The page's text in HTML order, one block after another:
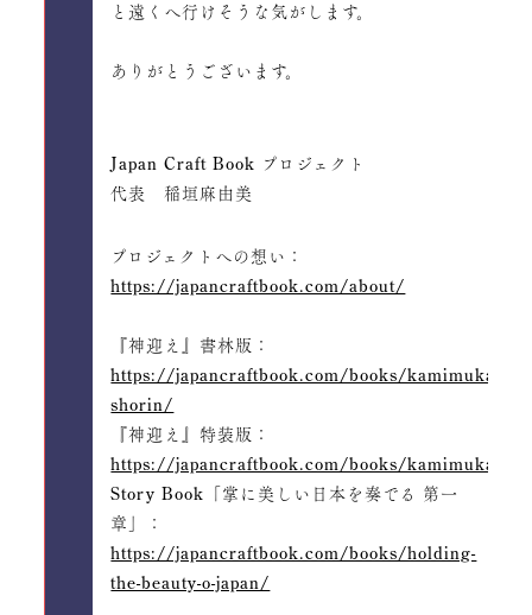
と遠くへ行けそうな気がします。
ありがとうございます。
Japan Craft Book プロジェクト
代表 稲垣麻由美
プロジェクトへの想い：
https://japancraftbook.com/about/
『神迎え』書林版：
https://japancraftbook.com/books/kamimukae-
shorin/
『神迎え』特装版：
https://japancraftbook.com/books/kamimukae/
Story Book「掌に美しい日本を奏でる 第一
章」：
https://japancraftbook.com/books/holding-
the-beauty-o-japan/